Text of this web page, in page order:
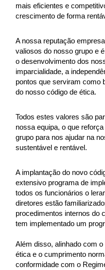
mais eficientes e
crescimento de forma
A nossa reputação
valiosos do nosso grupo e
o desenvolvimento dos
imparcialidade, a
pontos que serviram como
do nosso código de ética.
Todos estes valores são
nossa equipa, o que
grupo para nos ajudar na
sustentável e rentável.
A implantação do novo
extensivo programa de
todos os funcionários o
diretores estão
procedimentos internos do
tem implementado um
Além disso, alinhado com
ética e o cumprimento
conformidade com o